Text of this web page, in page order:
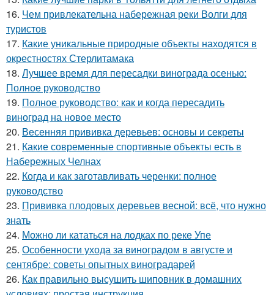
16. Чем привлекательна набережная реки Волги для
туристов
17. Какие уникальные природные объекты находятся в
окрестностях Стерлитамака
18. Лучшее время для пересадки винограда осенью:
Полное руководство
19. Полное руководство: как и когда пересадить
виноград на новое место
20. Весенняя прививка деревьев: основы и секреты
21. Какие современные спортивные объекты есть в
Набережных Челнах
22. Когда и как заготавливать черенки: полное
руководство
23. Прививка плодовых деревьев весной: всё, что нужно
знать
24. Можно ли кататься на лодках по реке Упе
25. Особенности ухода за виноградом в августе и
сентябре: советы опытных виноградарей
26. Как правильно высушить шиповник в домашних